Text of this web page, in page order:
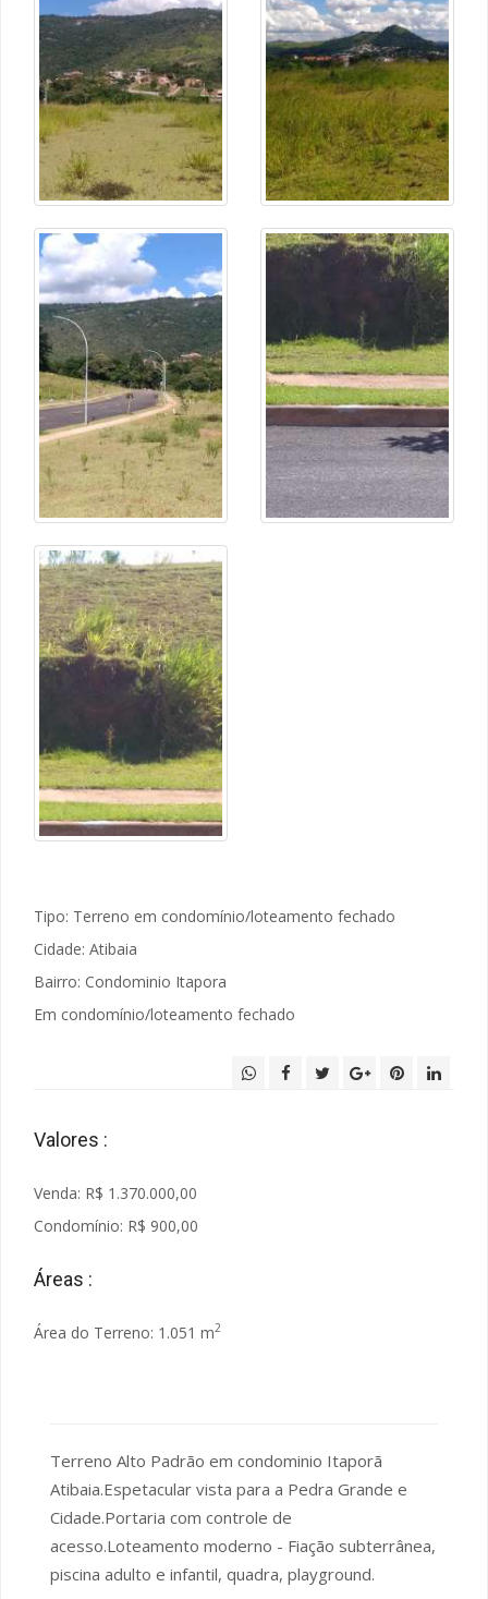
Tipo: Terreno em condomínio/loteamento fechado
Cidade: Atibaia
Bairro: Condominio Itapora
Em condomínio/loteamento fechado
Valores :
Venda: R$ 1.370.000,00
Condomínio: R$ 900,00
Áreas :
Área do Terreno: 1.051 m2
Terreno Alto Padrão em condominio Itaporã
Atibaia.Espetacular vista para a Pedra Grande e
Cidade.Portaria com controle de
acesso.Loteamento moderno - Fiação subterrânea,
piscina adulto e infantil, quadra, playground.